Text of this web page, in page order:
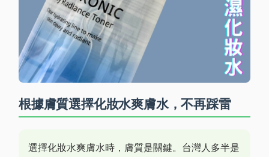
根據膚質選擇化妝水爽膚水，不再踩雷
選擇化妝水爽膚水時，膚質是關鍵。台灣人多半是